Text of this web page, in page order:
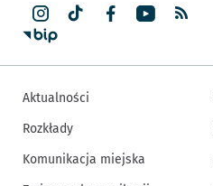
Aktualności
Rozkłady
Komunikacja miejska